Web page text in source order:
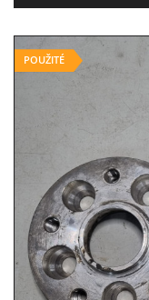
POUŽITÉ